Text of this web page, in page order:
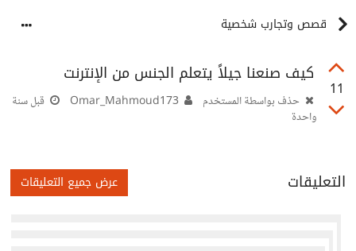
قصص وتجارب شخصية
11
كيف صنعنا جيلاً يتعلم الجنس من الإنترنت
حذف بواسطة المستخدم
قبل سنة
واحدة
التعليقات عرض جميع التعليقات